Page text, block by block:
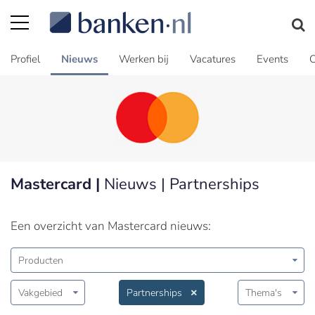
Profiel Nieuws Werken bij Vacatures Events
Mastercard | Nieuws | Partnerships
Een overzicht van Mastercard nieuws:
Producten
Vakgebied Partnerships Thema's